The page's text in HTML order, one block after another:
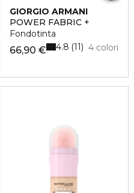
GIORGIO ARMANI
POWER FABRIC +
Fondotinta
66,90 € 4 colori
4.8 11